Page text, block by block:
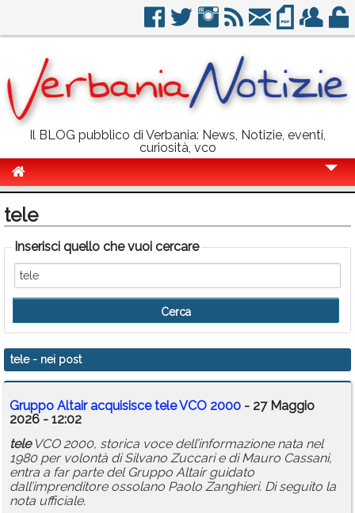
Il BLOG pubblico di Verbania: News, Notizie, eventi,
curiosità, vco
Politica
Sport
Eventi
Info Utili
Rubriche
Calendario
Annunci
tele
Inserisci quello che vuoi cercare
tele- nei post
Gruppo Altair acquisisceteleVCO 2000 - 27 Maggio
2026 - 12:02
teleVCO 2000, storica voce dell’informazione nata nel
1980 per volontà di Silvano Zuccari e di Mauro Cassani,
entra a far parte del Gruppo Altair guidato
dall’imprenditore ossolano Paolo Zanghieri. Di seguito la
nota ufficiale.